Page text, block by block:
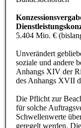
5.404 Mio. €
Unverändert
soziale und andere
Anhangs XIV der
des Anhangs XVII
Die Pflicht zur
für solche
Schwellenwerte
geregelt werden.